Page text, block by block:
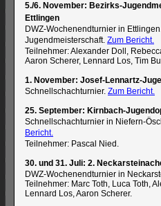
5./6. November: Bezirks-
Ettlingen
DWZ-Wochenendturnier in
Jugendmeisterschaft. Zum Bericht.
Teilnehmer: Alexander Doll,
Aaron Scherer, Lennard Los, Tim
1. November: Josef-Lennartz-
Schnellschachturnier. Zum Bericht.
25. September: Kirnbach-
Schnellschachturnier in Niefern-
Bericht.
Teilnehmer: Pascal Nied.
30. und 31. Juli: 2.
DWZ-Wochenendturnier in
Teilnehmer: Marc Toth, Luca Toth,
Lennard Los, Aaron Scherer.